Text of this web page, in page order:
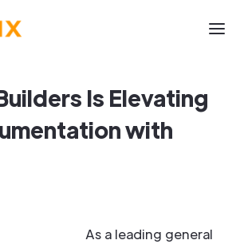
Is Elevating
with
As a leading general